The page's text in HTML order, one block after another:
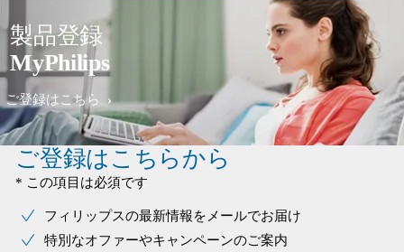
製品登録
MyPhilips
ご登録はこちら
ご登録はこちらから
* この項目は必須です
フィリップスの最新情報をメールでお届け
特別なオファーやキャンペーンのご案内